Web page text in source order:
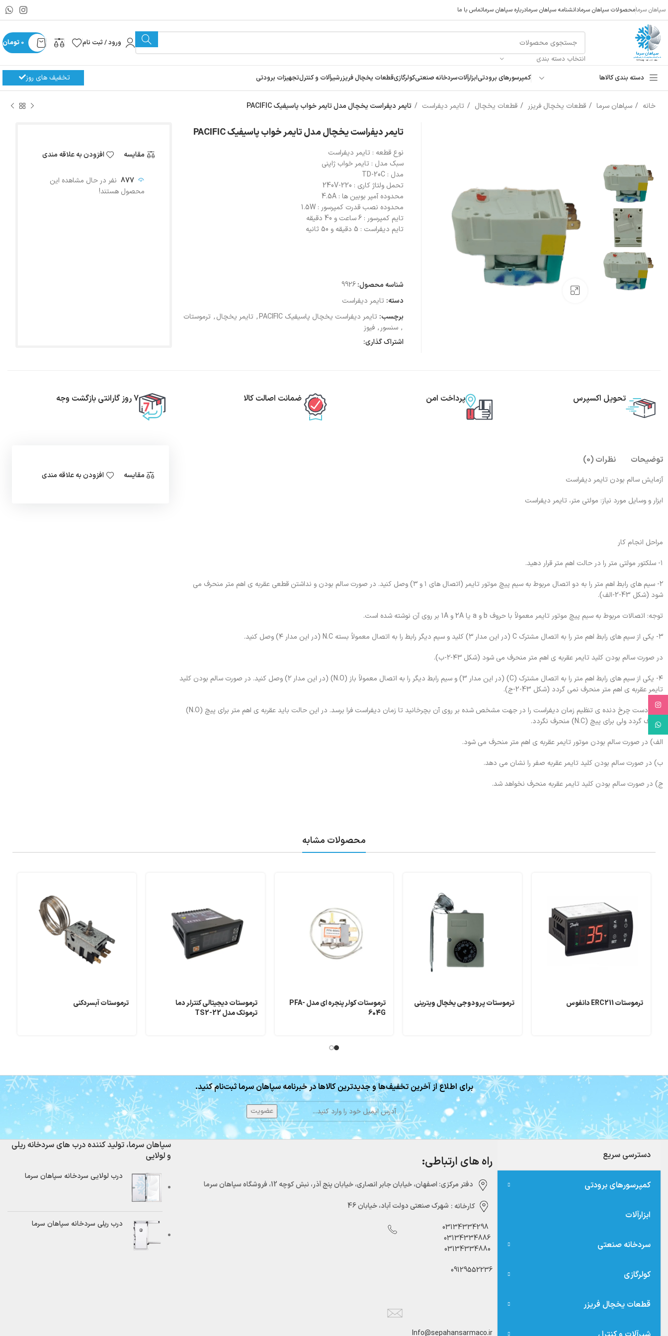
سپاهان سرمامحصولات سپاهان سرمادانشنامه سپاهان سرمادرباره سپاهان سرماتماس با ما
انتخاب دسته بندی
ورود / ثبت نام 0 تومان
دسته بندی کالاها کمپرسورهای برودتیابزارآلاتسردخانه صنعتیکولرگازیقطعات یخچال فریزرشیرآلات و کنترلتجهیزات برودتی تخفیف های روز
خانه سپاهان سرما قطعات یخچال فریزر قطعات یخچال تایمر دیفراست تایمر دیفراست یخچال مدل تایمر خواب پاسیفیک PACIFIC
تایمر دیفراست یخچال مدل تایمر خواب پاسیفیک PACIFIC
نوع قطعه :تایمر دیفراست
سبک مدل :تایمر خواب ژاپنی
مدل :TD-20C
تحمل ولتاژ کاری : 220-240V
محدوده آمپر بوبین ها :4.5A
محدوده نصب قدرت کمپرسور :1.5W
تایم کمپرسور :6 ساعت و 40 دقیقه
تایم دیفراست : 5 دقیقه و 50 ثانیه
شناسه محصول:9926
دسته: تایمر دیفراست
برچسب: تایمر دیفراست یخچال پاسیفیک PACIFIC , تایمر یخچال, ترموستات
, سنسور , فیوز
اشتراک گذاری:
مقایسه افزودن به علاقه مندی
877 نفر در حال مشاهده این
محصول هستند!
تحویل اکسپرس پرداخت امن ضمانت اصالت کالا 7 روز گارانتی بازگشت وجه
توضیحات نظرات (0)
آزمایش سالم بودن تایمر دیفراست
ابزار و وسایل مورد نیاز: مولتی متر، تایمر دیفراست
مراحل انجام کار
١- سلکتور مولتی متر را در حالت اهم متر قرار دهید.
۲- سیم های رابط اهم متر را به دو اتصال مربوط به سیم پیچ موتور تایمر (اتصال های ۱ و ۳) وصل کنید. در صورت سالم بودن و نداشتن قطعی عقربه ی اهم متر منحرف می
شود (شکل 43-2-الف).
توجه: اتصالات مربوط به سیم پیچ موتور تایمر معمولاً با حروف b و a یا 2A و 1A بر روی آن نوشته شده است.
۳- یکی از سیم های رابط اهم متر را به اتصال مشترک C (در این مدار ۳) کلید و سیم دیگر رابط را به اتصال معمولاً بسته N.C (در این مدار ۴) وصل کنید.
در صورت سالم بودن کلید تایمر عقربه ی اهم متر منحرف می شود (شکل ۴۳-۲-ب).
۴- یکی از سیم های رابط اهم متر را به اتصال مشترک (C) (در این مدار 3) و سیم رابط دیگر را به اتصال معمولاً باز (N.O) (در این مدار ۲) وصل کنید. در صورت سالم بودن کلید
تایمر عقربه ی اهم متر منحرف نمی گردد (شکل 43-2-ج).
۵- با دست چرخ دنده ی تنظیم زمان دیفراست را در جهت مشخص شده بر روی آن بچرخانید تا زمان دیفراست فرا برسد. در این حالت باید عقربه ی اهم متر برای پیچ (N.O)
منحرف گردد ولی برای پیچ (N.C) منحرف نگردد.
الف) در صورت سالم بودن موتور تایمر عقربه ی اهم متر منحرف می شود.
ب) در صورت سالم بودن کلید تایمر عقربه صفر را نشان می دهد.
ج) در صورت سالم بودن کلید تایمر عقربه منحرف نخواهد شد.
مقایسه افزودن به علاقه مندی
محصولات مشابه
ترموستات ERC211 دانفوس ترموستات پرودوجی یخچال ویترینی
ترموستات کولر پنجره ای مدل PFA-
604G
ترموستات دیجیتالی کنترلر دما
ترموتک مدل TS2-22
ترموستات آبسردکنی
برای اطلاع از آخرین تخفیف‌ها و جدیدترین کالاها در خبرنامه سپاهان سرما ثبت‌نام کنید.
دسترسی سریع
کمپرسورهای برودتی
ابزارآلات
سردخانه صنعتی
کولرگازی
قطعات یخچال فریزر
راه های ارتباطی:
دفتر مرکزی:‌ اصفهان، خیابان جابر انصاری، خیابان پنج آذر، نبش کوچه 12، فروشگاه سپاهان سرما
کارخانه : شهرک صنعتی دولت آباد، خیابان 46
03134334298
03134334886
03134334880
09129552236
Info@sepahansarmaco.ir
سپاهان سرما، تولید کننده درب های سردخانه ریلی
و لولایی
درب لولایی سردخانه سپاهان سرما
درب ریلی سردخانه سپاهان سرما
WhatsApp